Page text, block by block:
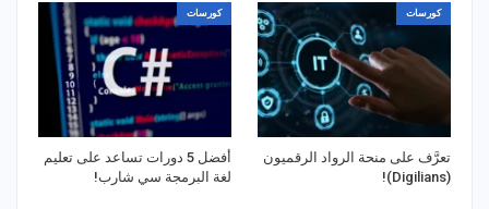
كورسات
تعرَّف على منحة الرواد الرقميون
(Digilians)!
كورسات
أفضل 5 دورات تساعد على تعليم
لغة البرمجة سي شارب!